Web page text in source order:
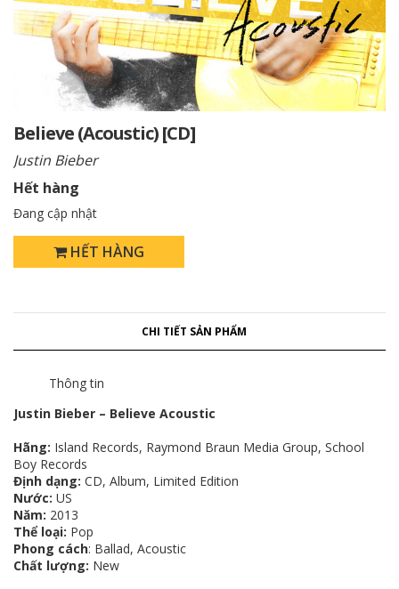
Believe (Acoustic) [CD]
Justin Bieber
Hết hàng
Đang cập nhật
HẾT HÀNG
CHI TIẾT SẢN PHẨM
Thông tin
Justin Bieber – Believe Acoustic
Hãng: Island Records, Raymond Braun Media Group, School
Boy Records​​​​​​​
Định dạng: CD, Album, Limited Edition
Nước: US
Năm: 2013
Thể loại: Pop
Phong cách: Ballad, Acoustic
Chất lượng: New